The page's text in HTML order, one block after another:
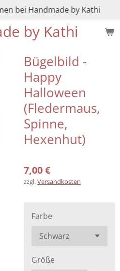
by Kathi
bei Handmade by Kathi
Bügelbild -
Happy
Halloween
(Fledermaus,
Spinne,
Hexenhut)
7,00 €
zzgl.Versandkosten
Farbe
Größe